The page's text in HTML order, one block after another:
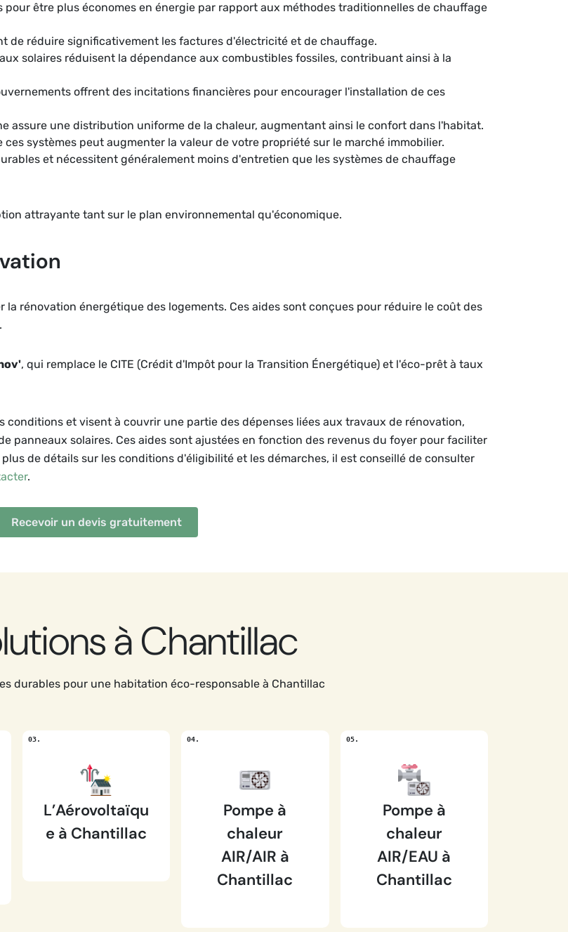
pour être plus économes en énergie par rapport aux méthodes traditionnelles de chauffage
de réduire significativement les factures d'électricité et de chauffage.
solaires réduisent la dépendance aux combustibles fossiles, contribuant ainsi à la
offrent des incitations financières pour encourager l'installation de ces
assure une distribution uniforme de la chaleur, augmentant ainsi le confort dans l'habitat.
ces systèmes peut augmenter la valeur de votre propriété sur le marché immobilier.
et nécessitent généralement moins d'entretien que les systèmes de chauffage
attrayante tant sur le plan environnemental qu'économique.
la rénovation énergétique des logements. Ces aides sont conçues pour réduire le coût des
, qui remplace le CITE (Crédit d'Impôt pour la Transition Énergétique) et l'éco-prêt à taux
conditions et visent à couvrir une partie des dépenses liées aux travaux de rénovation,
panneaux solaires. Ces aides sont ajustées en fonction des revenus du foyer pour faciliter
de détails sur les conditions d'éligibilité et les démarches, il est conseillé de consulter
.
Recevoir un devis gratuitement
à Chantillac
durables pour une habitation éco-responsable à Chantillac
L’Aérovoltaïqu
e à Chantillac
Pompe à
chaleur
AIR/AIR à
Chantillac
Pompe à
chaleur
AIR/EAU à
Chantillac